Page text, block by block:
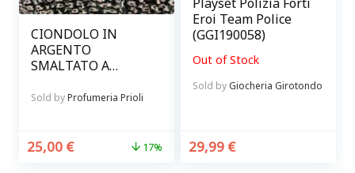
CIONDOLO IN
ARGENTO
SMALTATO A
Sold byProfumeria Prioli
25,00 € 17%
Eroi Team Police
(GGI190058)
Out of Stock
Sold byGiocheria Girotondo
29,99 €